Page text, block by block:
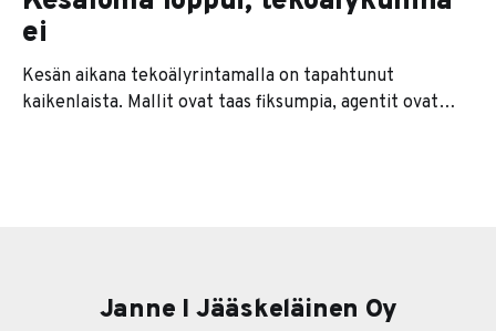
ei
Kesän aikana tekoälyrintamalla on tapahtunut
kaikenlaista. Mallit ovat taas fiksumpia, agentit ovat
Janne I Jääskeläinen Oy